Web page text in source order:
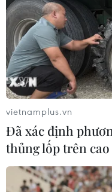
vietnamplus.vn
Đã xác định
thủng lốp trên